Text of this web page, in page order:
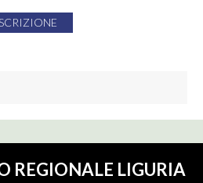
REGIONALE LIGURIA